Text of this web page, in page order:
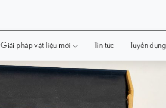
Giải pháp vật liệu mới Tin tức Tuyển dụng